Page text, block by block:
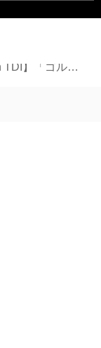
【Golf Touran TDI】「ゴルフ トゥーラン TDI プレミアム」でTDIライフ始めました！